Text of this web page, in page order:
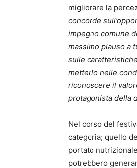
migliorare la
concorde
impegno comune
massimo plauso a
sulle
metterlo nelle
riconoscere il
protagonista della
Nel corso del
categoria; quello
portato
potrebbero